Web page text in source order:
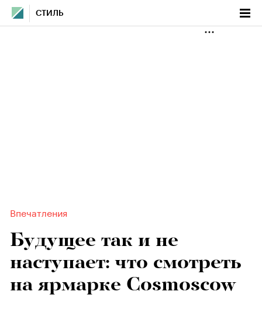
СТИЛЬ
Впечатления
Будущее так и не
наступает: что смотреть
на ярмарке Cosmoscow